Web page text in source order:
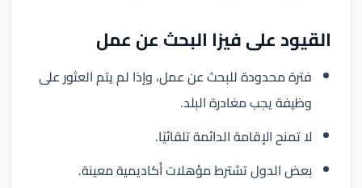
القيود على فيزا البحث عن عمل
فترة محدودة للبحث عن عمل، وإذا لم يتم العثور على
وظيفة يجب مغادرة البلد.
لا تمنح الإقامة الدائمة تلقائيًا.
بعض الدول تشترط مؤهلات أكاديمية معينة.